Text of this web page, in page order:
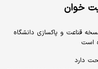
خوان
قناعت و پاکسازی دانشگاه
است
دارد